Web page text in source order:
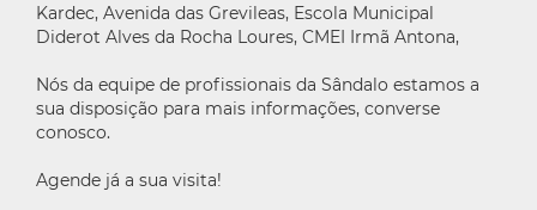
Kardec, Avenida das Grevileas, Escola Municipal
Diderot Alves da Rocha Loures, CMEI Irmã Antona,
Nós da equipe de profissionais da Sândalo estamos a
sua disposição para mais informações, converse
conosco.
Agende já a sua visita!